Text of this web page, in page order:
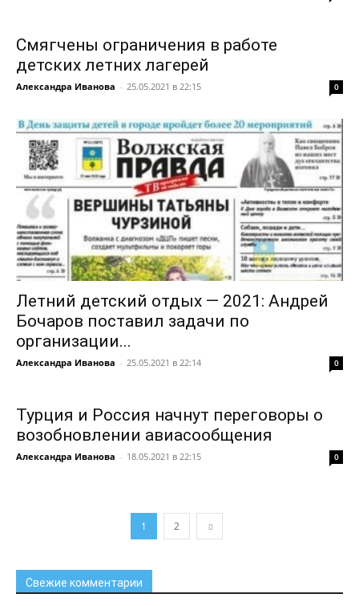
Смягчены ограничения в работе
детских летних лагерей
Александра Иванова - 25.05.2021 в 22:15 0
Летний детский отдых — 2021: Андрей
Бочаров поставил задачи по
организации...
Александра Иванова - 25.05.2021 в 22:14 0
Турция и Россия начнут переговоры о
возобновлении авиасообщения
Александра Иванова - 18.05.2021 в 22:15 0
1 2
Свежие комментарии